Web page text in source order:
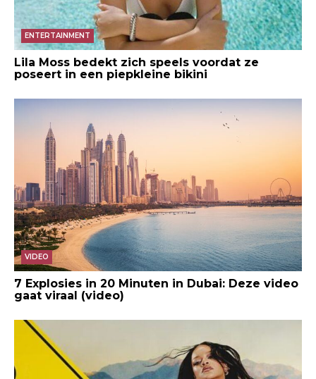
ENTERTAINMENT
Lila Moss bedekt zich speels voordat ze
poseert in een piepkleine bikini
VIDEO
7 Explosies in 20 Minuten in Dubai: Deze video
gaat viraal (video)